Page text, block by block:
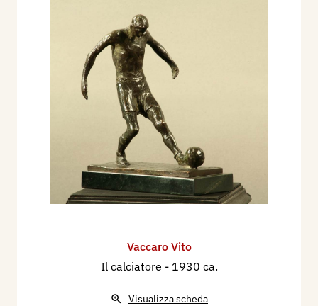
Vaccaro Vito
Il calciatore - 1930 ca.
Visualizza scheda